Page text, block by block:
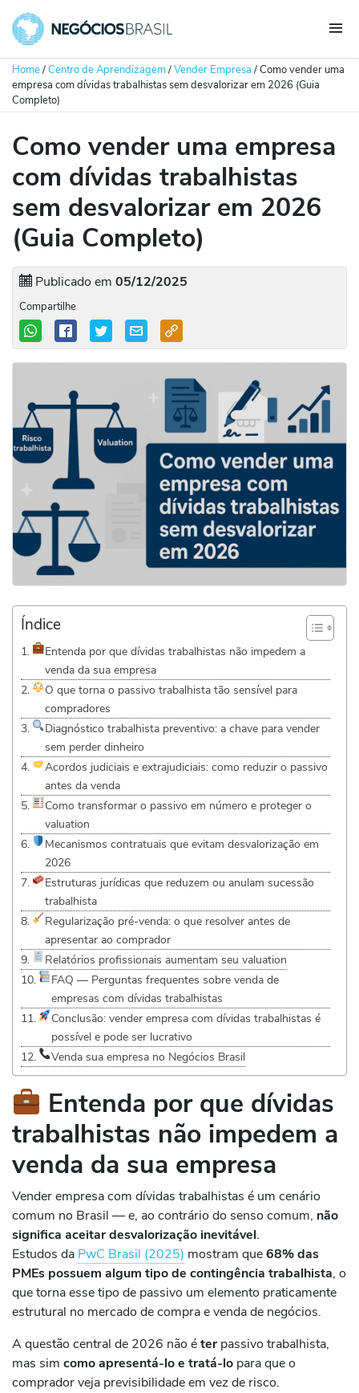
Home/Centro de Aprendizagem/Vender Empresa/Como vender uma
empresa com dívidas trabalhistas sem desvalorizar em 2026 (Guia
Completo)
Como vender uma empresa
com dívidas trabalhistas
sem desvalorizar em 2026
(Guia Completo)
Publicado em 05/12/2025
Compartilhe
Índice
Entenda por que dívidas trabalhistas não impedem a
venda da sua empresa
O que torna o passivo trabalhista tão sensível para
compradores
Diagnóstico trabalhista preventivo: a chave para vender
sem perder dinheiro
Acordos judiciais e extrajudiciais: como reduzir o passivo
antes da venda
Como transformar o passivo em número e proteger o
valuation
Mecanismos contratuais que evitam desvalorização em
2026
Estruturas jurídicas que reduzem ou anulam sucessão
trabalhista
Regularização pré-venda: o que resolver antes de
apresentar ao comprador
Relatórios profissionais aumentam seu valuation
FAQ — Perguntas frequentes sobre venda de
empresas com dívidas trabalhistas
Conclusão: vender empresa com dívidas trabalhistas é
possível e pode ser lucrativo
Venda sua empresa no Negócios Brasil
Entenda por que dívidas
trabalhistas não impedem a
venda da sua empresa
Vender empresa com dívidas trabalhistas é um cenário
comum no Brasil — e, ao contrário do senso comum, não
significa aceitar desvalorização inevitável.
Estudos da PwC Brasil (2025) mostram que68% das
PMEs possuem algum tipo de contingência trabalhista, o
que torna esse tipo de passivo um elemento praticamente
estrutural no mercado de compra e venda de negócios.
A questão central de 2026 não éterpassivo trabalhista,
mas sim como apresentá-lo e tratá-lo para que o
comprador veja previsibilidade em vez de risco.